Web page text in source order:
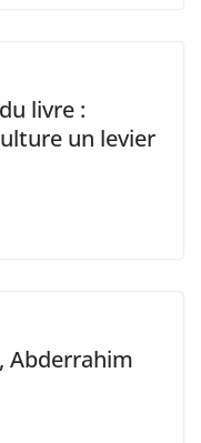
livre :
un levier
Abderrahim